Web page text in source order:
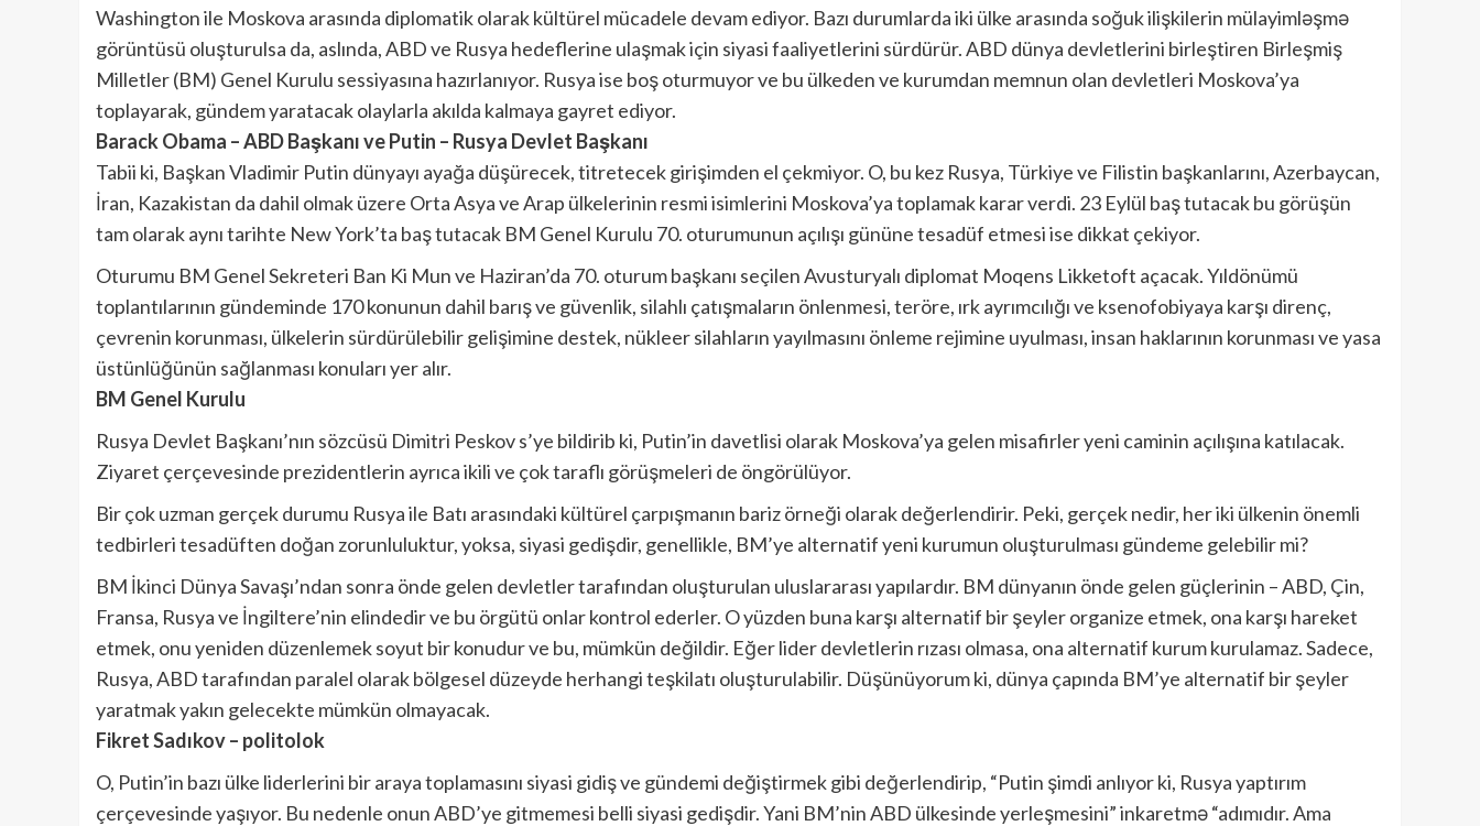
Washington ile Moskova arasında diplomatik olarak kültürel mücadele devam ediyor. Bazı durumlarda iki ülke arasında soğuk ilişkilerin mülayimləşmə
görüntüsü oluşturulsa da, aslında, ABD ve Rusya hedeflerine ulaşmak için siyasi faaliyetlerini sürdürür. ABD dünya devletlerini birleştiren Birleşmiş
Milletler (BM) Genel Kurulu sessiyasına hazırlanıyor. Rusya ise boş oturmuyor ve bu ülkeden ve kurumdan memnun olan devletleri Moskova’ya
toplayarak, gündem yaratacak olaylarla akılda kalmaya gayret ediyor.
Barack Obama – ABD Başkanı ve Putin – Rusya Devlet Başkanı
Tabii ki, Başkan Vladimir Putin dünyayı ayağa düşürecek, titretecek girişimden el çekmiyor. O, bu kez Rusya, Türkiye ve Filistin başkanlarını, Azerbaycan,
İran, Kazakistan da dahil olmak üzere Orta Asya ve Arap ülkelerinin resmi isimlerini Moskova’ya toplamak karar verdi. 23 Eylül baş tutacak bu görüşün
tam olarak aynı tarihte New York’ta baş tutacak BM Genel Kurulu 70. oturumunun açılışı gününe tesadüf etmesi ise dikkat çekiyor.
Oturumu BM Genel Sekreteri Ban Ki Mun ve Haziran’da 70. oturum başkanı seçilen Avusturyalı diplomat Moqens Likketoft açacak. Yıldönümü
toplantılarının gündeminde 170 konunun dahil barış ve güvenlik, silahlı çatışmaların önlenmesi, teröre, ırk ayrımcılığı ve ksenofobiyaya karşı direnç,
çevrenin korunması, ülkelerin sürdürülebilir gelişimine destek, nükleer silahların yayılmasını önleme rejimine uyulması, insan haklarının korunması ve yasa
üstünlüğünün sağlanması konuları yer alır.
BM Genel Kurulu
Rusya Devlet Başkanı’nın sözcüsü Dimitri Peskov s’ye bildirib ki, Putin’in davetlisi olarak Moskova’ya gelen misafirler yeni caminin açılışına katılacak.
Ziyaret çerçevesinde prezidentlerin ayrıca ikili ve çok taraflı görüşmeleri de öngörülüyor.
Bir çok uzman gerçek durumu Rusya ile Batı arasındaki kültürel çarpışmanın bariz örneği olarak değerlendirir. Peki, gerçek nedir, her iki ülkenin önemli
tedbirleri tesadüften doğan zorunluluktur, yoksa, siyasi gedişdir, genellikle, BM’ye alternatif yeni kurumun oluşturulması gündeme gelebilir mi?
BM İkinci Dünya Savaşı’ndan sonra önde gelen devletler tarafından oluşturulan uluslararası yapılardır. BM dünyanın önde gelen güçlerinin – ABD, Çin,
Fransa, Rusya ve İngiltere’nin elindedir ve bu örgütü onlar kontrol ederler. O yüzden buna karşı alternatif bir şeyler organize etmek, ona karşı hareket
etmek, onu yeniden düzenlemek soyut bir konudur ve bu, mümkün değildir. Eğer lider devletlerin rızası olmasa, ona alternatif kurum kurulamaz. Sadece,
Rusya, ABD tarafından paralel olarak bölgesel düzeyde herhangi teşkilatı oluşturulabilir. Düşünüyorum ki, dünya çapında BM’ye alternatif bir şeyler
yaratmak yakın gelecekte mümkün olmayacak.
Fikret Sadıkov – politolok
O, Putin’in bazı ülke liderlerini bir araya toplamasını siyasi gidiş ve gündemi değiştirmek gibi değerlendirip, “Putin şimdi anlıyor ki, Rusya yaptırım
çerçevesinde yaşıyor. Bu nedenle onun ABD’ye gitmemesi belli siyasi gedişdir. Yani BM’nin ABD ülkesinde yerleşmesini” inkaretmə “adımıdır. Ama